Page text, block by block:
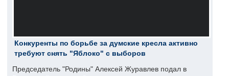
Конкуренты по борьбе за думские кресла активно
требуют снять "Яблоко" с выборов
Председатель "Родины" Алексей Журавлев подал в